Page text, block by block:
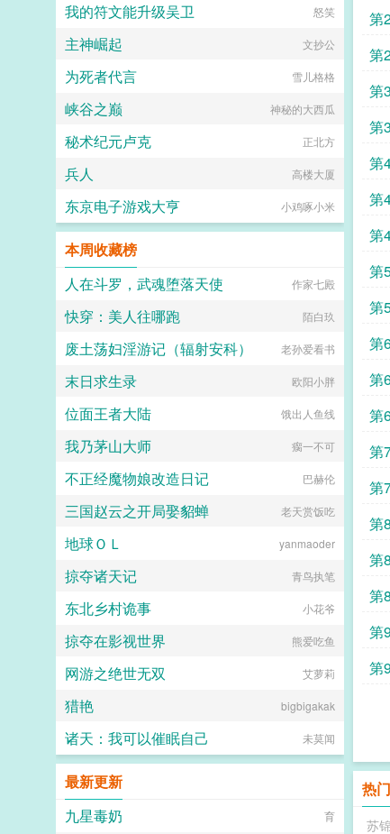
第
第
第
你
第
更
第
第
第
第
第
第
求
第
第
第
第
第
第
第
第
第
热
苏
我的符文能升级吴卫 怒笑
主神崛起 文抄公
为死者代言 雪儿格格
峡谷之巅 神秘的大西瓜
秘术纪元卢克 正北方
兵人 高楼大厦
东京电子游戏大亨 小鸡啄小米
本周收藏榜
人在斗罗，武魂堕落天使
作家七殿
快穿：美人往哪跑 陌白玖
废土荡妇淫游记（辐射安科） 老孙爱看书
末日求生录 欧阳小胖
位面王者大陆 饿出人鱼线
我乃茅山大师 瘸一不可
不正经魔物娘改造日记 巴赫伦
三国赵云之开局娶貂蝉 老天赏饭吃
地球ＯＬ yanmaoder
掠夺诸天记 青鸟执笔
东北乡村诡事 小花爷
掠夺在影视世界 熊爱吃鱼
网游之绝世无双 艾萝莉
猎艳 bigbigakak
诸天：我可以催眠自己 未莫闻
最新更新
九星毒奶
育